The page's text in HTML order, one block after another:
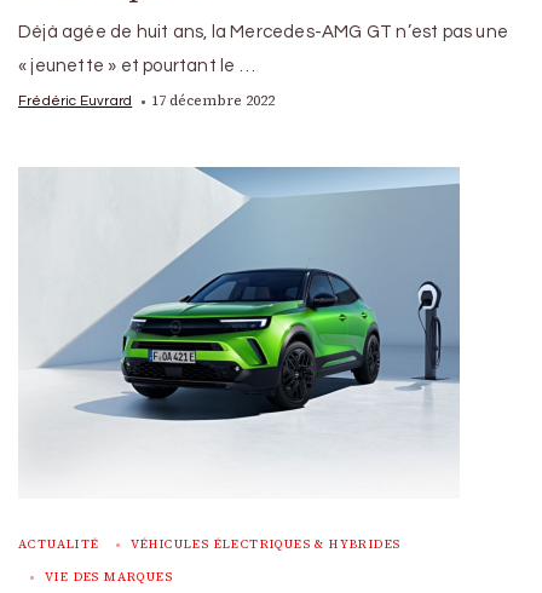
Déjà agée de huit ans, la Mercedes-AMG GT n’est pas une
« jeunette » et pourtant le …
Frédéric Euvrard 17 décembre 2022
ACTUALITÉ VÉHICULES ÉLECTRIQUES & HYBRIDES
VIE DES MARQUES